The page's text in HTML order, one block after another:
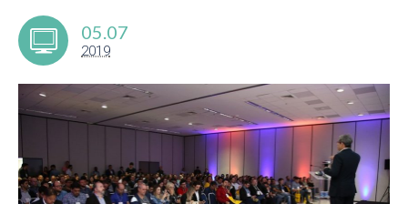
05.07
2019